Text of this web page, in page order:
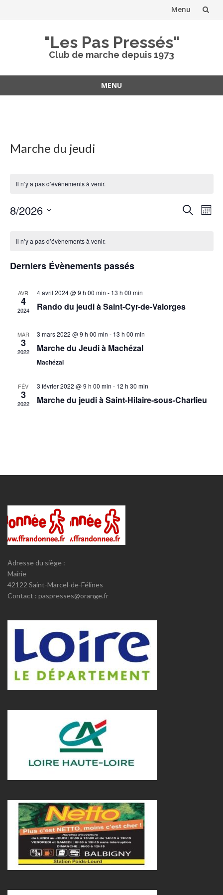
Menu
"Les Pas Pressés"
Club de marche depuis 1973
MENU
Marche du jeudi
Il n’y a pas d’évènements à venir.
Recherche
de
Mois
8/2026
date.
de
Il n’y a pas d’évènements à venir.
Derniers Évènements passés
AVR
4
2024
4 avril 2024 @ 9 h 00 min - 13 h 00 min
Rando du jeudi à Saint-Cyr-de-Valorges
MAR
3
2022
3 mars 2022 @ 9 h 00 min - 13 h 00 min
Marche du Jeudi à Machézal
Machézal
FÉV
3
2022
3 février 2022 @ 9 h 00 min - 12 h 30 min
Marche du jeudi à Saint-Hilaire-sous-Charlieu
Adresse du siège :
Mairie
42122 Saint-Marcel-de-Félines
Contact : paspresses@orange.fr